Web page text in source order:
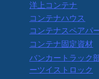
洋上コンテナ
コンテナハウス
コンテナスペアパ
コンテナ固定資材
バンカートラック
ーツイストロック